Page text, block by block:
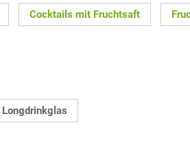
Cocktails mit Fruchtsaft
Longdrinkglas